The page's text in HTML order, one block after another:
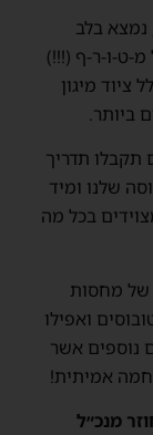
נמצא בלב
מ-ט-ו-ר-ף (!!!)
ציוד מיגון
ביותר.
תקבלו תדריך
שלנו ומיד
בכל מה
של מחסות
ואפילו
נוספים אשר
אמיתית!
מנכ״ל